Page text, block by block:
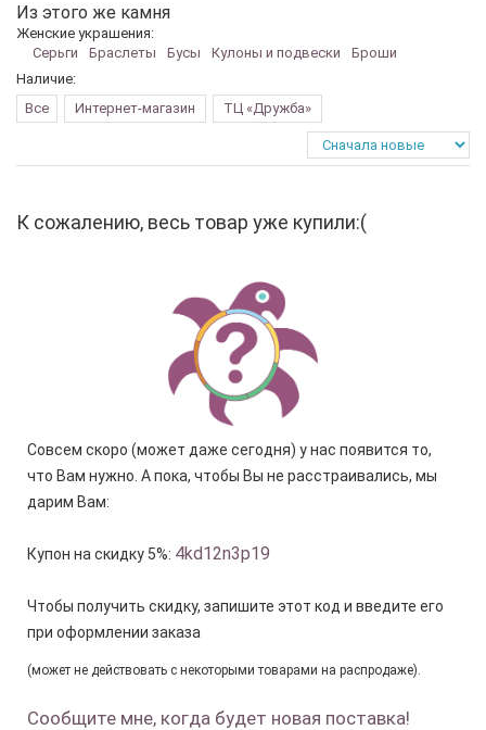
Из этого же камня
Женские украшения:
Серьги
Браслеты Бусы Кулоны и подвески
Броши
Наличие:
Все
Интернет-магазин ТЦ «Дружба»
К сожалению, весь товар уже купили:(
Совсем скоро (может даже сегодня) у нас появится то,
что Вам нужно. А пока, чтобы Вы не расстраивались, мы
дарим Вам:
Купон на скидку 5%: 4kd12n3p19
Чтобы получить скидку, запишите этот код и введите его
при оформлении заказа
(может не действовать с некоторыми товарами на распродаже).
Сообщите мне, когда будет новая поставка!